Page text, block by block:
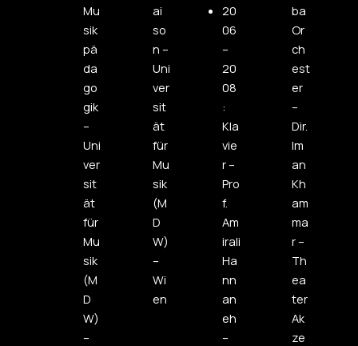
Mu
sik
pä
da
go
gik
–
Uni
ver
sit
ät
für
Mu
sik
(M
D
W)
–
ai
so
n –
Uni
ver
sit
ät
für
Mu
sik
(M
D
W)
–
Wi
en
20
06
–
20
08
:
Kla
vie
r –
Pro
f.
Am
irali
Ha
nn
an
eh
–
ba
Or
ch
est
er
–
Dir.
Im
an
Kh
am
ma
r –
Th
ea
ter
Ak
ze